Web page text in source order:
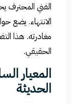
الفني المحترف
الانتهاء. يضع
مغادرته. هذا
الحقيقي.
المعيار
الحديثة